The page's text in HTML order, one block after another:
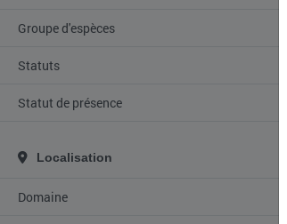
Groupe d'espèces
Statuts
Statut de présence
Localisation
Domaine